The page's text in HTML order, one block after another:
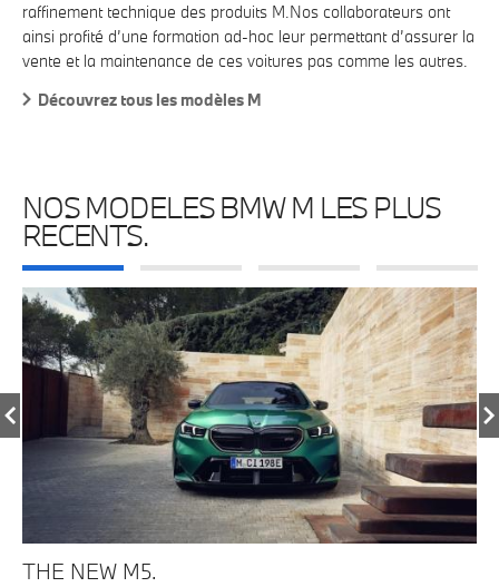
raffinement technique des produits M.Nos collaborateurs ont
ainsi profité d’une formation ad-hoc leur permettant d’assurer la
vente et la maintenance de ces voitures pas comme les autres.
Découvrez tous les modèles M
NOS MODELES BMW M LES PLUS
RECENTS.
THE NEW M5.